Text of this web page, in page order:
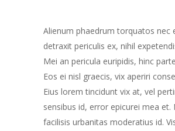
Alienum phaedrum torquatos nec
detraxit periculis ex, nihil
Mei an pericula euripidis, hinc
Eos ei nisl graecis, vix aperiri
Eius lorem tincidunt vix at, vel
sensibus id, error epicurei mea et.
facilisis urbanitas moderatius id.